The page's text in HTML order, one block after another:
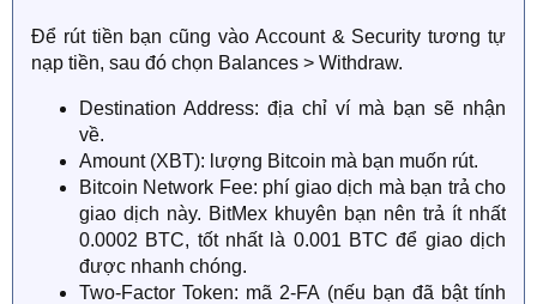
Để rút tiền bạn cũng vào Account & Security tương tự
nạp tiền, sau đó chọn Balances > Withdraw.
Destination Address: địa chỉ ví mà bạn sẽ nhận
về.
Amount (XBT): lượng Bitcoin mà bạn muốn rút.
Bitcoin Network Fee: phí giao dịch mà bạn trả cho
giao dịch này. BitMex khuyên bạn nên trả ít nhất
0.0002 BTC, tốt nhất là 0.001 BTC để giao dịch
được nhanh chóng.
Two-Factor Token: mã 2-FA (nếu bạn đã bật tính